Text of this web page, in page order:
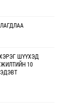
ШҮҮХЭД
10